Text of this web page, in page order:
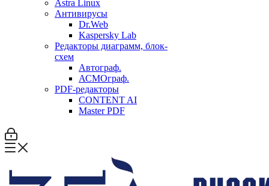
Astra Linux
Антивирусы
Dr.Web
Kaspersky Lab
Редакторы диаграмм, блок-
схем
Автограф.
АСМОграф.
PDF-редакторы
CONTENT AI
Master PDF